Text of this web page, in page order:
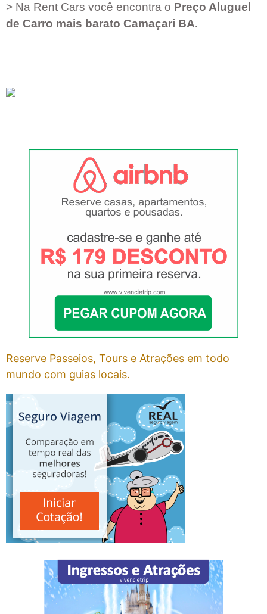
> Na Rent Cars você encontra o Preço Aluguel
de Carro mais barato Camaçari BA.
Reserve Passeios, Tours e Atrações em todo
mundo com guias locais.